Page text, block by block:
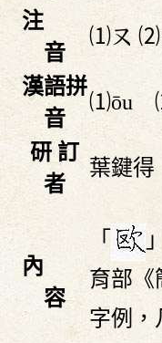
注
音
⑴ㄡ ⑵
漢語拼
音
⑴ōu
研 訂
者
葉鍵得
內
容
「
育部《
字例，